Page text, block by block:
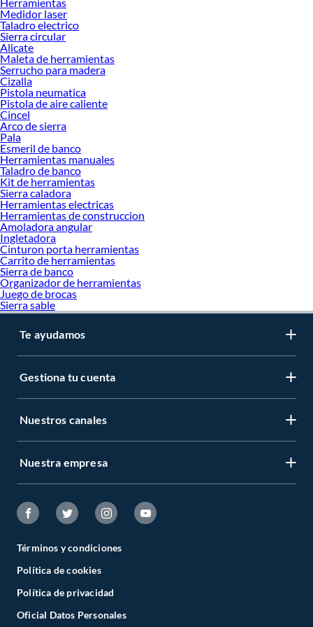
cada proyecto. Si buscas practicidad, los modelos básicos son ideales para uso
ocasional, mientras que las versiones más robustas ofrecen mayor precisión en
trabajos exigentes. Conoce más sobre sus beneficios y descubre cuál se adapta
mejor a ti explorando nuestras colecciones disponibles. Así podrás comparar
opciones y elegir con confianza el equipo que hará más eficiente y seguro tu
trabajo.
Complementa tu compra con estos productos:
Abrasivos Minerales
Alicate
Caimanes
Combas y Mazos
Compuestos de Pulidos
Cortatubos
Cuchillo cartonero
Dados
Destornillador
Engrapadoras y grapas
Escofinas y Limas
Gubias y Formones
Hoja de sierra
Llaves
Navajas
Otras herramientas manuales
Pistolas de Calafateo
Remachadoras
Tijeras
Medidor laser
Taladro electrico
Sierra circular
Alicate
Maleta de herramientas
Serrucho para madera
Cizalla
Pistola neumatica
Pistola de aire caliente
Cincel
Arco de sierra
Pala
Esmeril de banco
Herramientas manuales
Taladro de banco
Kit de herramientas
Sierra caladora
Herramientas electricas
Herramientas de construccion
Amoladora angular
Ingletadora
Cinturon porta herramientas
Carrito de herramientas
Sierra de banco
Organizador de herramientas
Juego de brocas
Sierra sable
Te ayudamos
Gestiona tu cuenta
Nuestros canales
Nuestra empresa
Términos y condiciones
Política de cookies
Política de privacidad
Oficial Datos Personales